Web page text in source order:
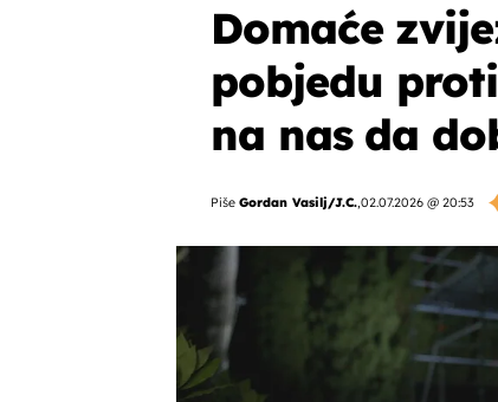
Domaće
pobjedu
na nas da
Piše Gordan Vasilj/J.C.,02.07.2026 @ 20:53